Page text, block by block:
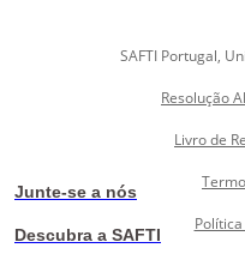
Junte-se a nós
Descubra a SAFTI
SAFTI Portugal,
Resolução
Livro de